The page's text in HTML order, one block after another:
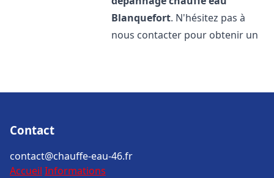
Blanquefort. N'hésitez pas à
nous contacter pour obtenir un
Contact
contact@chauffe-eau-46.fr
Accueil Informations